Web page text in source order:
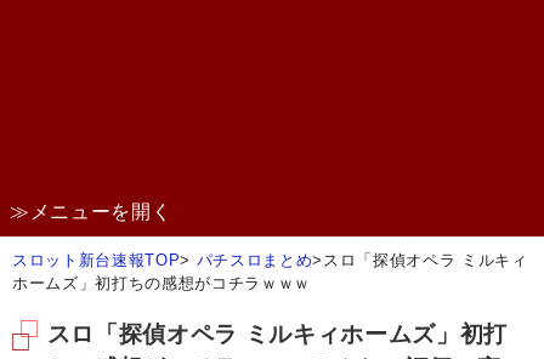
≫メニューを開く
スロット新台速報TOP> パチスロまとめ> スロ「探偵オペラ ミルキィ
ホームズ」初打ちの感想がコチラｗｗｗ
スロ「探偵オペラ ミルキィホームズ」初打